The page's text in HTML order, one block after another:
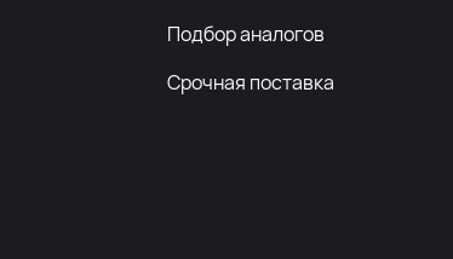
Подбор аналогов
Срочная поставка